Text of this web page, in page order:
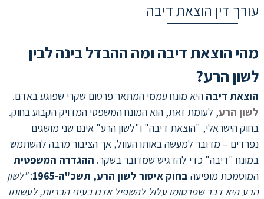
עורך דין הוצאת דיבה
מהי הוצאת דיבה ומה ההבדל בינה לבין
לשון הרע?
הוצאת דיבה היא מונח עממי המתאר פרסום שקרי שפוגע באדם.
לשון הרע, לעומת זאת, הוא המונח המשפטי המדויק הקבוע בחוק.
בחוק הישראלי, "הוצאת דיבה" ו"לשון הרע" אינם שני מושגים
נפרדים – מדובר למעשה באותו העוול, אך הציבור מרבה להשתמש
במונח "דיבה" כדי להדגיש שמדובר בשקר. ההגדרה המשפטית
המוסמכת מופיעה בחוק איסור לשון הרע, תשכ"ה-1965 :"לשון
הרע היא דבר שפרסומו עלול להשפיל אדם בעיני הבריות, לעשותו